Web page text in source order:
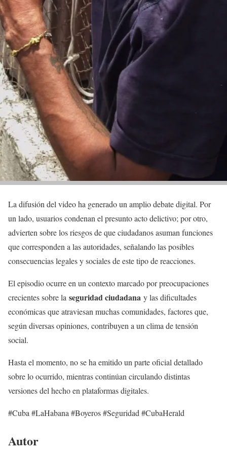
La difusión del video ha generado un amplio debate digital. Por
un lado, usuarios condenan el presunto acto delictivo; por otro,
advierten sobre los riesgos de que ciudadanos asuman funciones
que corresponden a las autoridades, señalando las posibles
consecuencias legales y sociales de este tipo de reacciones.
El episodio ocurre en un contexto marcado por preocupaciones
crecientes sobre la seguridad ciudadana y las dificultades
económicas que atraviesan muchas comunidades, factores que,
según diversas opiniones, contribuyen a un clima de tensión
social.
Hasta el momento, no se ha emitido un parte oficial detallado
sobre lo ocurrido, mientras continúan circulando distintas
versiones del hecho en plataformas digitales.
#Cuba #LaHabana #Boyeros #Seguridad #CubaHerald
Autor